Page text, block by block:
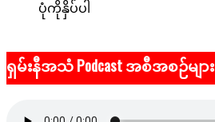
ပုံကိုနှိပ်ပါ
ရှမ်းနီအသံ Podcast အစီအစဉ်များ